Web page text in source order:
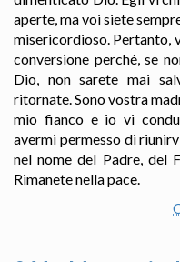
aperte, ma voi siete
misericordioso. Pertanto,
conversione perché, se
Dio, non sarete mai
ritornate. Sono vostra
mio fianco e io vi
avermi permesso di
nel nome del Padre, del
Rimanete nella pace.